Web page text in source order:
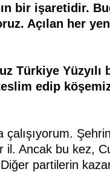
bir işaretidir.
Açılan her
Türkiye Yüzyılı
edip
Ancak bu kez,
partilerin